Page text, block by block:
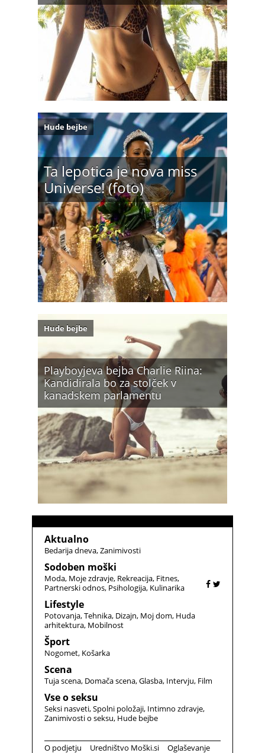
Ta lepotica je nova miss
Universe! (foto)
Hude bejbe
Playboyjeva bejba Charlie Riina:
Kandidirala bo za stolček v
kanadskem parlamentu
Hude bejbe
Aktualno
Bedarija dneva Zanimivosti
Sodoben moški
Moda Moje zdravje Rekreacija Fitnes
Partnerski odnos Psihologija Kulinarika
Lifestyle
Potovanja Tehnika Dizajn Moj dom Huda
arhitektura Mobilnost
Šport
Nogomet Košarka
Scena
Tuja scena Domača scena Glasba Intervju Film
Vse o seksu
Seksi nasveti Spolni položaji Intimno zdravje
Zanimivosti o seksu Hude bejbe
O podjetju Uredništvo Moški.si Oglaševanje